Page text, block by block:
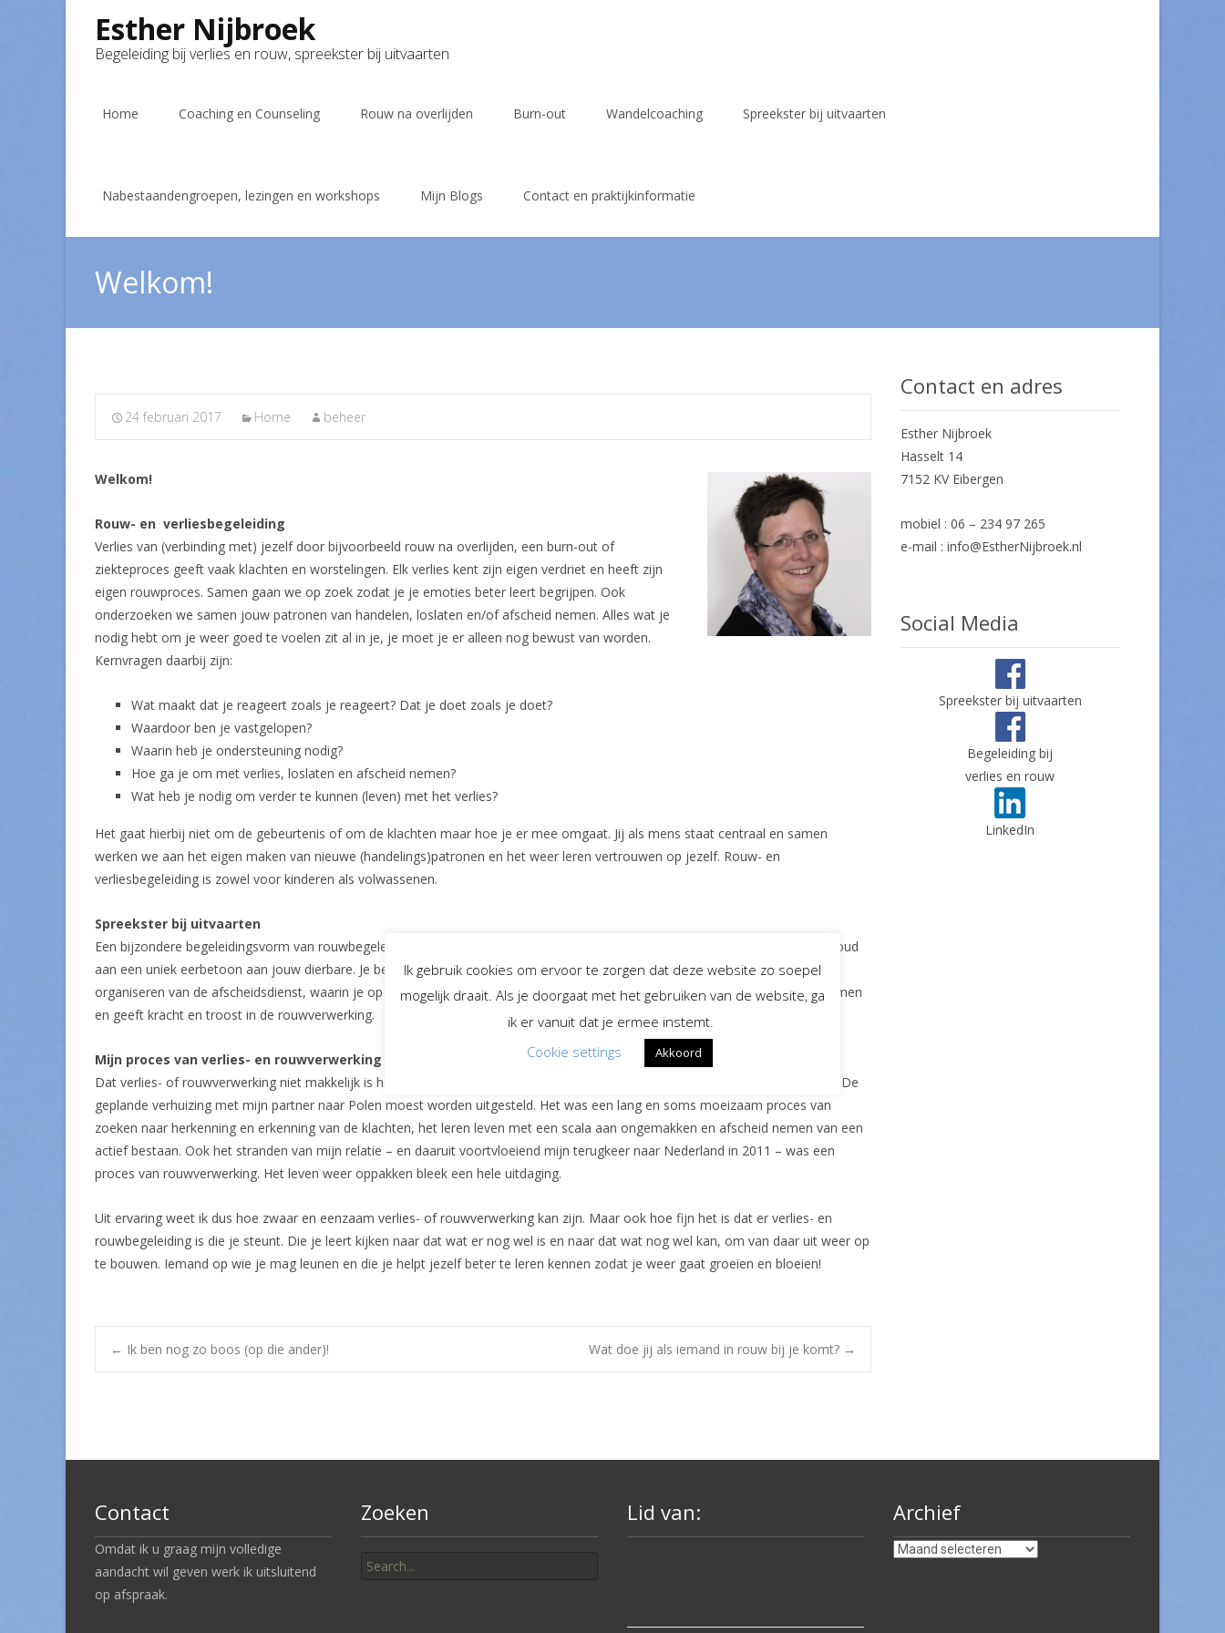
Esther Nijbroek
Begeleiding bij verlies en rouw, spreekster bij uitvaarten
Home Coaching en Counseling Rouw na overlijden Burn-out Wandelcoaching Spreekster bij uitvaarten
Nabestaandengroepen, lezingen en workshops Mijn Blogs Contact en praktijkinformatie
Welkom!
24 februari 2017 Home beheer
Welkom!
Rouw- en verliesbegeleiding
Verlies van (verbinding met) jezelf door bijvoorbeeld rouw na overlijden, een burn-out of
ziekteproces geeft vaak klachten en worstelingen. Elk verlies kent zijn eigen verdriet en heeft zijn
eigen rouwproces. Samen gaan we op zoek zodat je je emoties beter leert begrijpen. Ook
onderzoeken we samen jouw patronen van handelen, loslaten en/of afscheid nemen. Alles wat je
nodig hebt om je weer goed te voelen zit al in je, je moet je er alleen nog bewust van worden.
Kernvragen daarbij zijn:
Wat maakt dat je reageert zoals je reageert? Dat je doet zoals je doet?
Waardoor ben je vastgelopen?
Waarin heb je ondersteuning nodig?
Hoe ga je om met verlies, loslaten en afscheid nemen?
Wat heb je nodig om verder te kunnen (leven) met het verlies?
Het gaat hierbij niet om de gebeurtenis of om de klachten maar hoe je er mee omgaat. Jij als mens staat centraal en samen
werken we aan het eigen maken van nieuwe (handelings)patronen en het weer leren vertrouwen op jezelf. Rouw- en
verliesbegeleiding is zowel voor kinderen als volwassenen.
Spreekster bij uitvaarten
Een bijzondere begeleidingsvorm van rouwbegeleiding is mijn werk als spreekster bij uitvaarten. Samen geven we vorm en inhoud
aan een uniek eerbetoon aan jouw dierbare. Je bepaalt wat je zelf wilt doen en geeft aan waarin ik je kan ondersteunen. Het
organiseren van de afscheidsdienst, waarin je op jouw eigen wijze afscheid neemt, is een eerste stap om het verlies te benoemen
en geeft kracht en troost in de rouwverwerking.
Mijn proces van verlies- en rouwverwerking
Dat verlies- of rouwverwerking niet makkelijk is heb ik zelf ervaren. Een auto-ongeval in 1992 zette mijn hele leven op zijn kop. De
geplande verhuizing met mijn partner naar Polen moest worden uitgesteld. Het was een lang en soms moeizaam proces van
zoeken naar herkenning en erkenning van de klachten, het leren leven met een scala aan ongemakken en afscheid nemen van een
actief bestaan. Ook het stranden van mijn relatie – en daaruit voortvloeiend mijn terugkeer naar Nederland in 2011 – was een
proces van rouwverwerking. Het leven weer oppakken bleek een hele uitdaging.
Uit ervaring weet ik dus hoe zwaar en eenzaam verlies- of rouwverwerking kan zijn. Maar ook hoe fijn het is dat er verlies- en
rouwbegeleiding is die je steunt. Die je leert kijken naar dat wat er nog wel is en naar dat wat nog wel kan, om van daar uit weer op
te bouwen. Iemand op wie je mag leunen en die je helpt jezelf beter te leren kennen zodat je weer gaat groeien en bloeien!
Post
← Ik ben nog zo boos (op die ander)! Wat doe jij als iemand in rouw bij je komt? →
Contact en adres
Esther Nijbroek
Hasselt 14
7152 KV Eibergen
mobiel : 06 – 234 97 265
e-mail : info@EstherNijbroek.nl
Social Media
Spreekster bij uitvaarten
Begeleiding bij
verlies en rouw
LinkedIn
Contact
Omdat ik u graag mijn volledige
aandacht wil geven werk ik uitsluitend
op afspraak.
Zoeken
for:
Lid van: Archief
Archief
Ik gebruik cookies om ervoor te zorgen dat deze website zo soepel
mogelijk draait. Als je doorgaat met het gebruiken van de website, ga
ik er vanuit dat je ermee instemt.
Cookie settings
Akkoord